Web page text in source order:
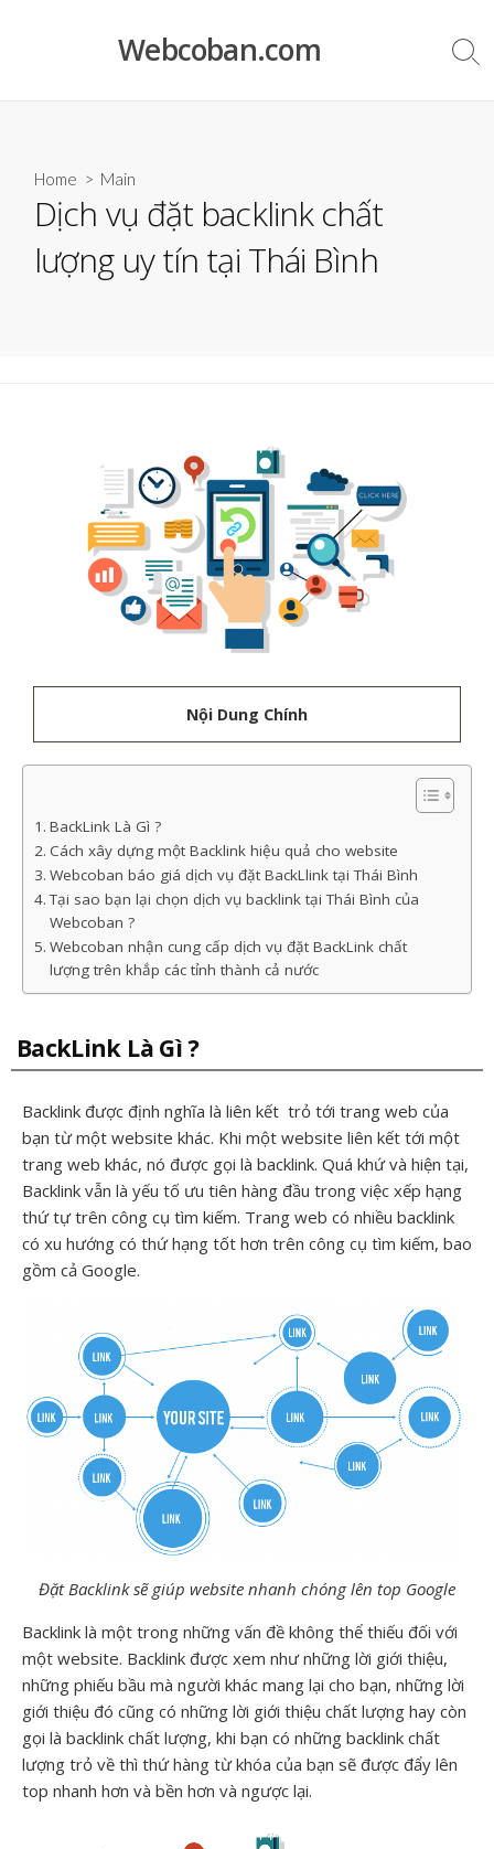
Webcoban.com
Home > Main
Dịch vụ đặt backlink chất
lượng uy tín tại Thái Bình
Nội Dung Chính
BackLink Là Gì ?
Cách xây dựng một Backlink hiệu quả cho website
Webcoban báo giá dịch vụ đặt BackLlink tại Thái Bình
Tại sao bạn lại chọn dịch vụ backlink tại Thái Bình của
Webcoban ?
Webcoban nhận cung cấp dịch vụ đặt BackLink chất
lượng trên khắp các tỉnh thành cả nước
BackLink Là Gì ?
Backlink được định nghĩa là liên kết trỏ tới trang web của
bạn từ một website khác. Khi một website liên kết tới một
trang web khác, nó được gọi là backlink. Quá khứ và hiện tại,
Backlink vẫn là yếu tố ưu tiên hàng đầu trong việc xếp hạng
thứ tự trên công cụ tìm kiếm. Trang web có nhiều backlink
có xu hướng có thứ hạng tốt hơn trên công cụ tìm kiếm, bao
gồm cả Google.
Đặt Backlink sẽ giúp website nhanh chóng lên top Google
Backlink là một trong những vấn đề không thể thiếu đối với
một website. Backlink được xem như những lời giới thiệu,
những phiếu bầu mà người khác mang lại cho bạn, những lời
giới thiệu đó cũng có những lời giới thiệu chất lượng hay còn
gọi là backlink chất lượng, khi bạn có những backlink chất
lượng trỏ về thì thứ hàng từ khóa của bạn sẽ được đẩy lên
top nhanh hơn và bền hơn và ngược lại.